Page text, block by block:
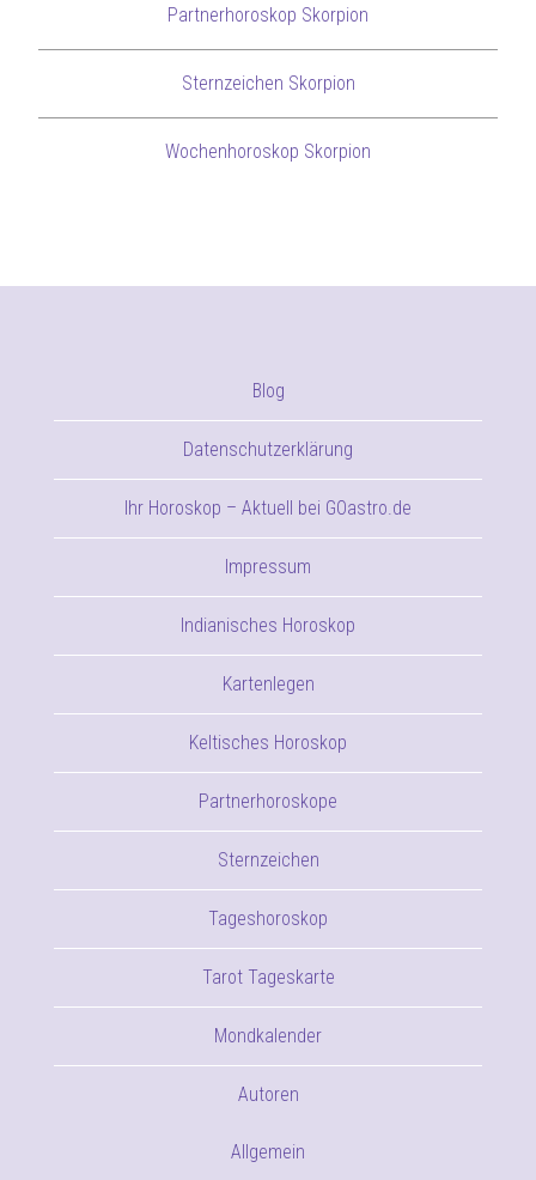
Partnerhoroskop Skorpion
Sternzeichen Skorpion
Wochenhoroskop Skorpion
Blog
Datenschutzerklärung
Ihr Horoskop – Aktuell bei GOastro.de
Impressum
Indianisches Horoskop
Kartenlegen
Keltisches Horoskop
Partnerhoroskope
Sternzeichen
Tageshoroskop
Tarot Tageskarte
Mondkalender
Autoren
Allgemein